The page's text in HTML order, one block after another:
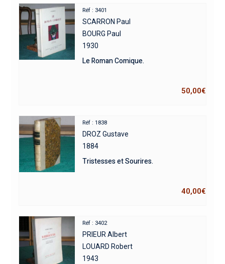
Réf : 3401
SCARRON Paul
BOURG Paul
1930
Le Roman Comique.
50,00€
Réf : 1838
DROZ Gustave
1884
Tristesses et Sourires.
40,00€
Réf : 3402
PRIEUR Albert
LOUARD Robert
1943